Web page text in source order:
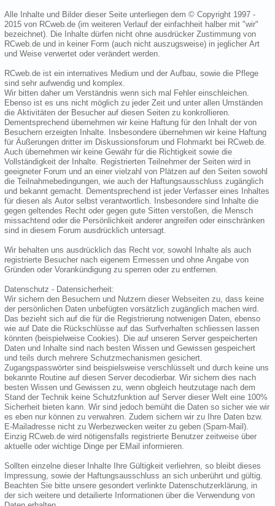
Alle Inhalte und Bilder dieser Seite unterliegen dem © Copyright 1997 -
2015 von RCweb.de (im weiteren Verlauf der einfachheit halber mit "wir"
bezeichnet). Die Inhalte dürfen nicht ohne ausdrücker Zustimmung von
RCweb.de und in keiner Form (auch nicht auszugsweise) in jeglicher Art
und Weise verwertet oder verändert werden.
RCweb.de ist ein internatives Medium und der Aufbau, sowie die Pflege
sind sehr aufwendig und komplex.
Wir bitten daher um Verständnis wenn sich mal Fehler einschleichen.
Ebenso ist es uns nicht möglich zu jeder Zeit und unter allen Umständen
die Aktivitäten der Besucher auf diesen Seiten zu konkrollieren.
Dementsprechend übernehmen wir keine Haftung für den Inhalt der von
Besuchern erzeigten Inhalte. Insbesondere übernehmen wir keine Haftung
für Äußerungen dritter im Diskussionsforum und Flohmarkt bei RCweb.de.
Auch übernehmen wir keine Gewähr für die Richtigkeit sowie die
Vollständigkeit der Inhalte. Registrierten Teilnehmer der Seiten wird in
geeigneter Forum und an einer vielzahl von Plätzen auf den Seiten sowohl
die Teilnahmebedingungen, wie auch der Haftungsausschluss zugänglich
und bekannt gemacht. Dementsprechend ist jeder Verfasser eines Inhaltes
für diesen als Autor selbst verantwortlich. Insbesondere sind Inhalte die
gegen geltendes Recht oder gegen gute Sitten verstoßen, die Mensch
missachtend oder die Persönlichkeit anderer angreifen oder einschränken
sind in diesem Forum ausdrücklich untersagt.
Wir behalten uns ausdrücklich das Recht vor, sowohl Inhalte als auch
registrierte Besucher nach eigenem Ermessen und ohne Angabe von
Gründen oder Vorankündigung zu sperren oder zu entfernen.
Datenschutz - Datensicherheit:
Wir sichern den Besuchern und Nutzern dieser Webseiten zu, dass keine
der persönlichen Daten unbefügten vorsätzlich zugänglich machen wird.
Das bezieht sich auf die für die Registrierung notwenigen Daten, ebenso
wie auf Date die Rückschlüsse auf das Surfverhalten schliessen lassen
könnten (beispielweise Cookies). Die auf unseren Server gespeicherten
Daten und Inhalte sind nach besten Wissen und Gewissen gespeichert
und teils durch mehrere Schutzmechanismen gesichert.
Zugangspasswörter sind beispielsweise verschlüsselt und durch keine uns
bekannte Routine auf diesen Server decodierbar. Wir sichern dies nach
besten Wissen und Gewissen zu, wenn obgleich heutzutage nach dem
Stand der Technik keine Schutzfunktion auf Server dieser Welt eine 100%
Sicherheit bieten kann. Wir sind jedoch bemüht die Daten so sicher wie wir
es eben nur können zu verwahren. Zudem sichern wir zu Ihre Daten bzw.
E-Mailadresse nicht zu Werbezwecken weiter zu geben (Spam-Mail).
Einzig RCweb.de wird nötigensfalls registrierte Benutzer zeitweise über
aktuelle oder wichtige Dinge per EMail informieren.
Sollten einzelne dieser Inhalte Ihre Gültigkeit verliehren, so bleibt dieses
Impressung, sowie der Haftungsausschluss an sich unberührt und gültig.
Beachten Sie bitte unsere gesondert verlinkte Datenschutzerklärung, in
der sich weitere und detailierte Informationen über die Verwendung von